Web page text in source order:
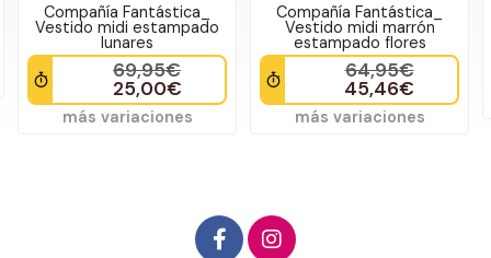
Compañía Fantástica_
Vestido midi marrón
estampado flores
64,95€
45,46€
más variaciones
Md´M_ Vestido corto
estampado tropical
62,95€
31,47€
más variaciones